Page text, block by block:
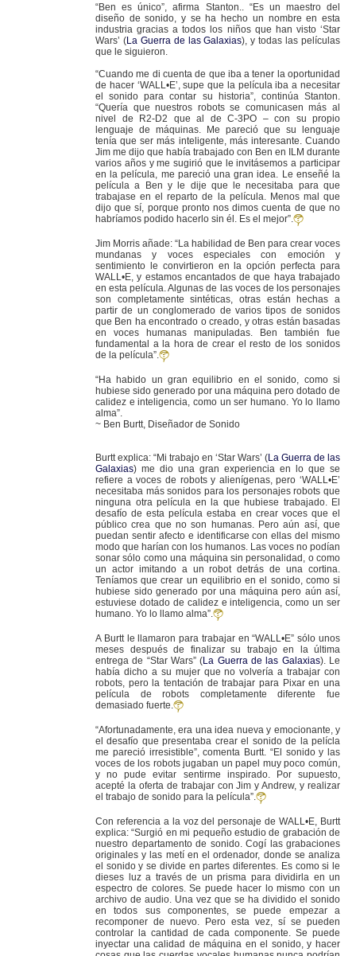
“Ben es único”, afirma Stanton.. “Es un maestro del
diseño de sonido, y se ha hecho un nombre en esta
industria gracias a todos los niños que han visto ‘Star
Wars’ (La Guerra de las Galaxias), y todas las películas
que le siguieron.
“Cuando me di cuenta de que iba a tener la oportunidad
de hacer ‘WALL•E’, supe que la película iba a necesitar
el sonido para contar su historia”, continúa Stanton.
“Quería que nuestros robots se comunicasen más al
nivel de R2-D2 que al de C-3PO – con su propio
lenguaje de máquinas. Me pareció que su lenguaje
tenía que ser más inteligente, más interesante. Cuando
Jim me dijo que había trabajado con Ben en ILM durante
varios años y me sugirió que le invitásemos a participar
en la película, me pareció una gran idea. Le enseñé la
película a Ben y le dije que le necesitaba para que
trabajase en el reparto de la película. Menos mal que
dijo que sí, porque pronto nos dimos cuenta de que no
habríamos podido hacerlo sin él. Es el mejor”.
Jim Morris añade: “La habilidad de Ben para crear voces
mundanas y voces especiales con emoción y
sentimiento le convirtieron en la opción perfecta para
WALL•E, y estamos encantados de que haya trabajado
en esta película. Algunas de las voces de los personajes
son completamente sintéticas, otras están hechas a
partir de un conglomerado de varios tipos de sonidos
que Ben ha encontrado o creado, y otras están basadas
en voces humanas manipuladas. Ben también fue
fundamental a la hora de crear el resto de los sonidos
de la película”.
“Ha habido un gran equilibrio en el sonido, como si
hubiese sido generado por una máquina pero dotado de
calidez e inteligencia, como un ser humano. Yo lo llamo
alma”.
~ Ben Burtt, Diseñador de Sonido
Burtt explica: “Mi trabajo en ‘Star Wars’ (La Guerra de las
Galaxias) me dio una gran experiencia en lo que se
refiere a voces de robots y alienígenas, pero ‘WALL•E’
necesitaba más sonidos para los personajes robots que
ninguna otra película en la que hubiese trabajado. El
desafío de esta película estaba en crear voces que el
público crea que no son humanas. Pero aún así, que
puedan sentir afecto e identificarse con ellas del mismo
modo que harían con los humanos. Las voces no podían
sonar sólo como una máquina sin personalidad, o como
un actor imitando a un robot detrás de una cortina.
Teníamos que crear un equilibrio en el sonido, como si
hubiese sido generado por una máquina pero aún así,
estuviese dotado de calidez e inteligencia, como un ser
humano. Yo lo llamo alma”.
A Burtt le llamaron para trabajar en “WALL•E” sólo unos
meses después de finalizar su trabajo en la última
entrega de “Star Wars” (La Guerra de las Galaxias). Le
había dicho a su mujer que no volvería a trabajar con
robots, pero la tentación de trabajar para Pixar en una
película de robots completamente diferente fue
demasiado fuerte.
“Afortunadamente, era una idea nueva y emocionante, y
el desafío que presentaba crear el sonido de la pelícla
me pareció irresistible”, comenta Burtt. “El sonido y las
voces de los robots jugaban un papel muy poco común,
y no pude evitar sentirme inspirado. Por supuesto,
acepté la oferta de trabajar con Jim y Andrew, y realizar
el trabajo de sonido para la película”.
Con referencia a la voz del personaje de WALL•E, Burtt
explica: “Surgió en mi pequeño estudio de grabación de
nuestro departamento de sonido. Cogí las grabaciones
originales y las metí en el ordenador, donde se analiza
el sonido y se divide en partes diferentes. Es como si le
dieses luz a través de un prisma para dividirla en un
espectro de colores. Se puede hacer lo mismo con un
archivo de audio. Una vez que se ha dividido el sonido
en todos sus componentes, se puede empezar a
recomponer de nuevo. Pero esta vez, sí se pueden
controlar la cantidad de cada componente. Se puede
inyectar una calidad de máquina en el sonido, y hacer